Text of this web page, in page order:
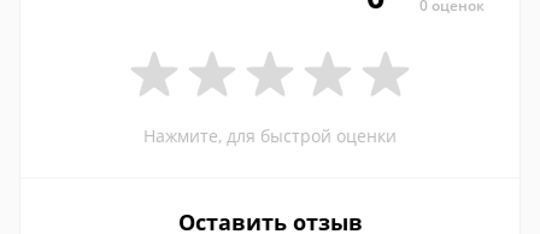
0 оценок
Нажмите, для быстрой оценки
Оставить отзыв